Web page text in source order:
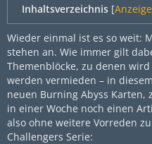
Inhaltsverzeichnis [
Wieder einmal ist es so weit:
stehen an. Wie immer gilt
Themenblöcke, zu denen
werden vermieden – in
neuen Burning Abyss
in einer Woche noch einen
also ohne weitere Vorreden
Challengers Serie: